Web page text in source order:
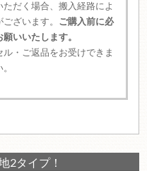
だく場合、搬入経路によ
ざいます。 ご購入前に必
いいたします。
・ご返品をお受けできま
2タイプ！